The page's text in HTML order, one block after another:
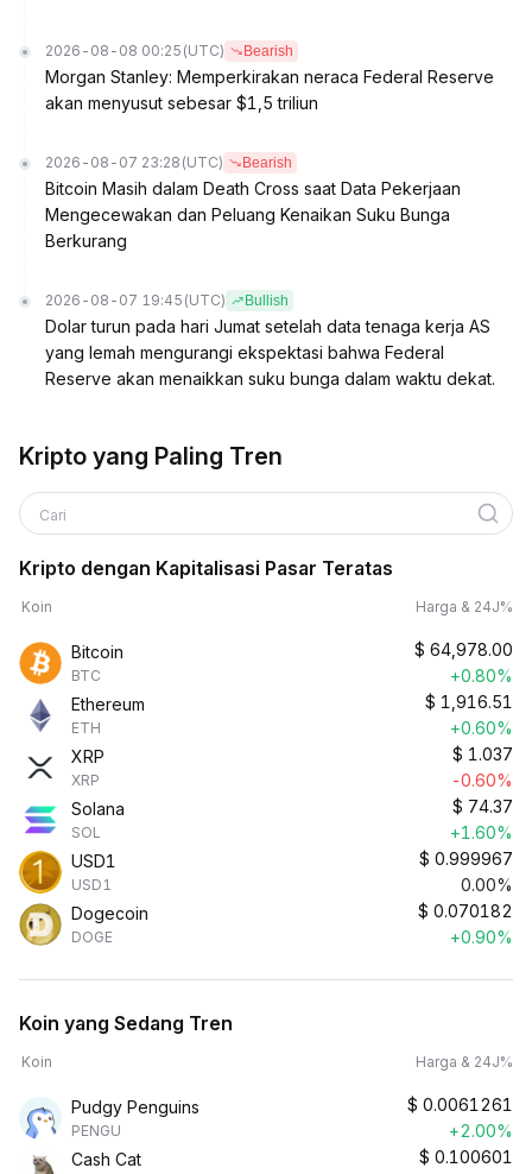
2026-08-08 00:25 (UTC) Bearish
Morgan Stanley: Memperkirakan neraca Federal Reserve
akan menyusut sebesar $1,5 triliun
2026-08-07 23:28 (UTC) Bearish
Bitcoin Masih dalam Death Cross saat Data Pekerjaan
Mengecewakan dan Peluang Kenaikan Suku Bunga
Berkurang
2026-08-07 19:45 (UTC) Bullish
Dolar turun pada hari Jumat setelah data tenaga kerja AS
yang lemah mengurangi ekspektasi bahwa Federal
Reserve akan menaikkan suku bunga dalam waktu dekat.
Kripto yang Paling Tren
Cari
Kripto dengan Kapitalisasi Pasar Teratas
Koin Harga & 24J%
Bitcoin
BTC
$ 64,978.00
+0.80%
Ethereum
ETH
$ 1,916.51
+0.60%
XRP
XRP
$ 1.037
-0.60%
Solana
SOL
$ 74.37
+1.60%
USD1
USD1
$ 0.999967
0.00%
Dogecoin
DOGE
$ 0.070182
+0.90%
Koin yang Sedang Tren
Koin Harga & 24J%
Pudgy Penguins
PENGU
$ 0.0061261
+2.00%
Cash Cat
$ 0.100601